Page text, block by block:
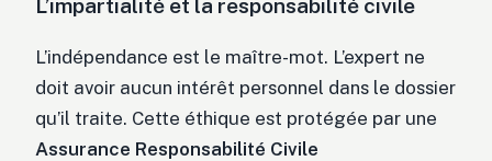
L’impartialité et la responsabilité civile
L’indépendance est le maître-mot. L’expert ne
doit avoir aucun intérêt personnel dans le dossier
qu’il traite. Cette éthique est protégée par une
Assurance Responsabilité Civile